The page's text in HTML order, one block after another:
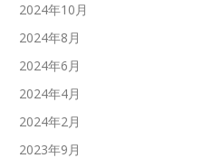
2024年10月
2024年8月
2024年6月
2024年4月
2024年2月
2023年9月